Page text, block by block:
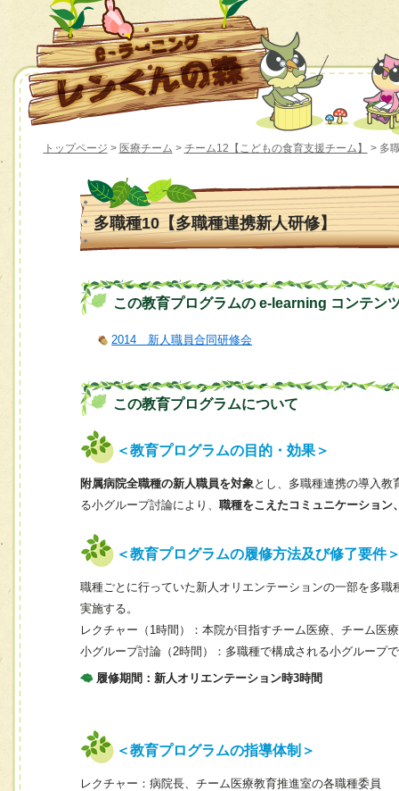
トップページ > 医療チーム > チーム12【こどもの食育支援チーム】 > 多
多職種10【多職種連携新人研修】
この教育プログラムの e-learning コンテン
2014 新人職員合同研修会
この教育プログラムについて
＜教育プログラムの目的・効果＞
附属病院全職種の新人職員を対象 とし、多職種連携の導入
る小グループ討論により、 職種をこえたコミュニケーション
＜教育プログラムの履修方法及び修了要件
職種ごとに行っていた新人オリエンテーションの一部を多
実施する。
レクチャー（1時間）：本院が目指すチーム医療、チーム医
小グループ討論（2時間）：多職種で構成される小グループ
履修期間：新人オリエンテーション時3時間
＜教育プログラムの指導体制＞
レクチャー：病院長、チーム医療教育推進室の各職種委員